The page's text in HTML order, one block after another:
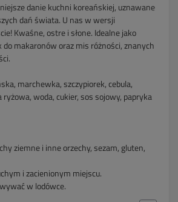
danie kuchni koreańskiej, uznawane
dań świata. U nas w wersji
Kwaśne, ostre i słone. Idealne jako
makaronów oraz mis różności, znanych
marchewka, szczypiorek, cebula,
woda, cukier, sos sojowy, papryka
ziemne i inne orzechy, sezam, gluten,
i zacienionym miejscu.
w lodówce.